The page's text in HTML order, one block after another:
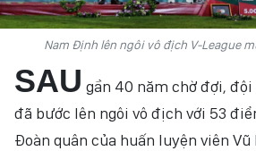
ĐỜI SỐNG VĂN HÓA
VĂN NGHỆ
QUỐC TẾ
NHỊP SỐNG THỜI ĐẠI
Nam Định lên ngôi vô địch V-League
SAU gần 40 năm chờ đợi,
đã bước lên ngôi vô địch với 53
Đoàn quân của huấn luyện viên Vũ